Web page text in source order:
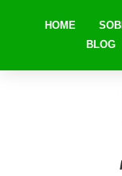
HOME
BLOG